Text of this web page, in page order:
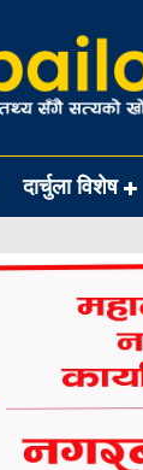
दार्चुला विशेष